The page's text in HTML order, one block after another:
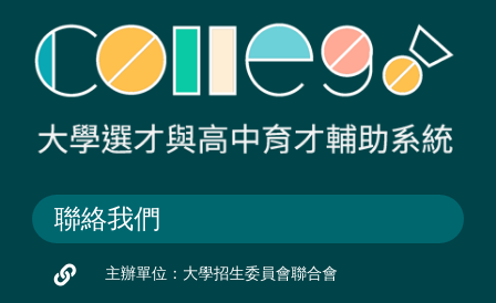
聯絡我們
主辦單位：大學招生委員會聯合會